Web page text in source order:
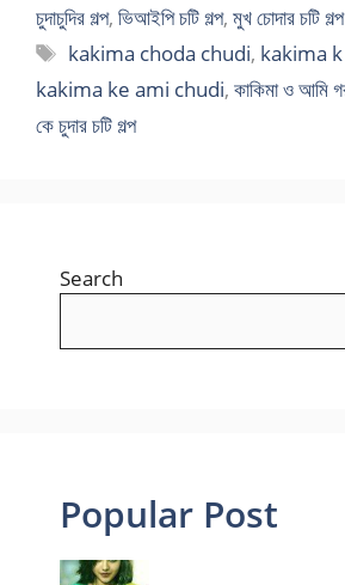
চুদাচুদির গল্প, ভিআইপি চটি গল্প, মুখ চোদার চটি গল্প
Tags
kakima choda chudi, kakima
kakima ke ami chudi, কাকিমা ও আমি
কে চুদার চটি গল্প
Search
Popular Post